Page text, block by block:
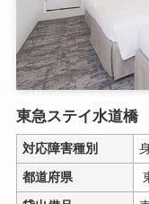
東急ステイ水道橋
対応障害種別
都道府県